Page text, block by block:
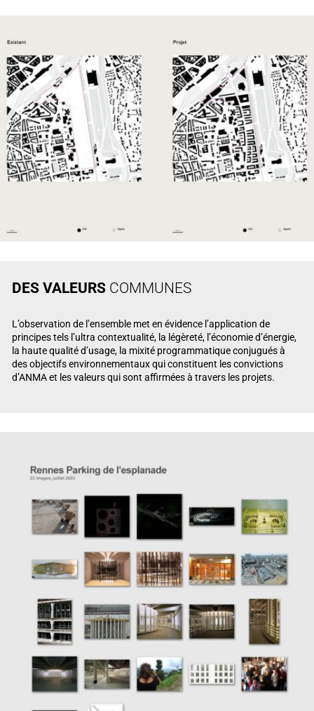
DES VALEURS COMMUNES
L’observation de l’ensemble met en évidence l’application de
principes tels l’ultra contextualité, la légèreté, l’économie d’énergie,
la haute qualité d’usage, la mixité programmatique conjugués à
des objectifs environnementaux qui constituent les convictions
d’ANMA et les valeurs qui sont affirmées à travers les projets.